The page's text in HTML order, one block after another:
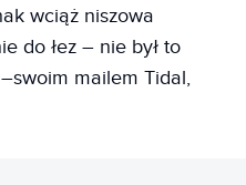
wciąż niszowa
do łez – nie był to
mailem Tidal,